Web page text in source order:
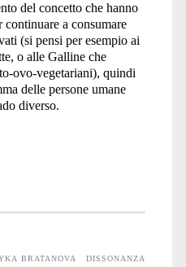
del concetto che hanno
a consumare
(si pensi per esempio ai
o alle Galline che
ovo-vegetariani), quindi
delle persone umane
diverso.
BRATANOVA
DISSONANZA